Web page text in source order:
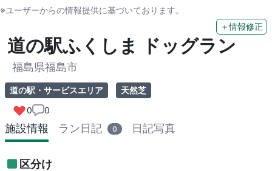
※ユーザーからの情報提供に基づいております。
＋情報修正
道の駅ふくしま ドッグラン
福島県福島市
道の駅・サービスエリア
天然芝
0
0
施設情報 ラン日記 0 日記写真
区分け